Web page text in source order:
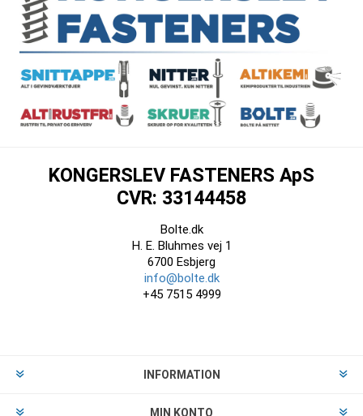
KONGERSLEV FASTENERS ApS
CVR: 33144458
Bolte.dk
H. E. Bluhmes vej 1
6700 Esbjerg
info@bolte.dk
+45 7515 4999
INFORMATION
MIN KONTO